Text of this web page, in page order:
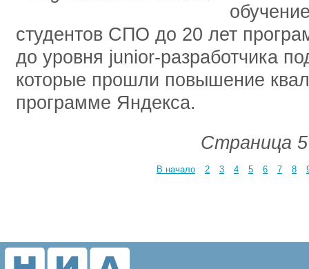
студентов СПО до 20 лет
до уровня junior-разработчика
которые прошли повышение
программе Яндекса.
Страница
В начало 2 3 4 5 6 7 8